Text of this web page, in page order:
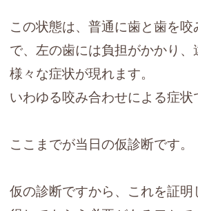
この状態は、普通に歯と歯を
で、左の歯には負担がかかり
様々な症状が現れます。
いわゆる咬み合わせによる症状
ここまでが当日の仮診断です。
仮の診断ですから、これを証明